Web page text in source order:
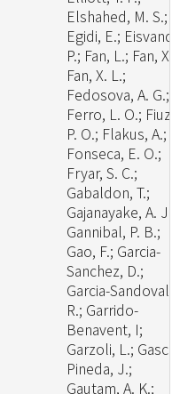
Elshahed, M. S.;
Egidi, E.; Eisvand,
P.; Fan, L.; Fan, X.;
Fan, X. L.;
Fedosova, A. G.;
Ferro, L. O.;
P. O.; Flakus, A.;
Fonseca, E. O.;
Fryar, S. C.;
Gabaldon, T.;
Gajanayake, A. J.;
Gannibal, P. B.;
Gao, F.; Garcia-
Sanchez, D.;
Garcia-Sandoval,
R.; Garrido-
Benavent, I;
Garzoli, L.; Gasca-
Pineda, J.;
Gautam, A. K.;